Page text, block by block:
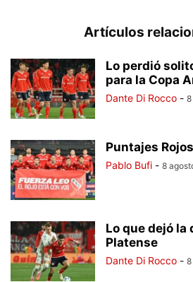
Artículos
Lo perdió
para la Copa
Dante Di Rocco -
Puntajes
Pablo Bufi - 8
Lo que dejó la
Platense
Dante Di Rocco -